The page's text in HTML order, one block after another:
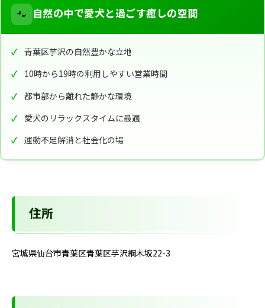
🐾 自然の中で愛犬と過ごす癒しの空間
青葉区芋沢の自然豊かな立地
10時から19時の利用しやすい営業時間
都市部から離れた静かな環境
愛犬のリラックスタイムに最適
運動不足解消と社会化の場
住所
宮城県仙台市青葉区青葉区芋沢綱木坂22-3